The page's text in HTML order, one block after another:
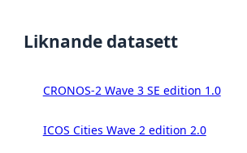
Liknande datasett
CRONOS-2 Wave 3 SE edition 1.0
ICOS Cities Wave 2 edition 2.0